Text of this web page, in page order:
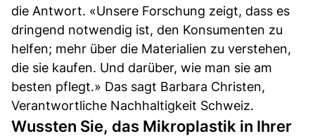
die Antwort. «Unsere Forschung zeigt, dass es
dringend notwendig ist, den Konsumenten zu
helfen; mehr über die Materialien zu verstehen,
die sie kaufen. Und darüber, wie man sie am
besten pflegt.» Das sagt Barbara Christen,
Verantwortliche Nachhaltigkeit Schweiz.
Wussten Sie, das Mikroplastik in Ihrer